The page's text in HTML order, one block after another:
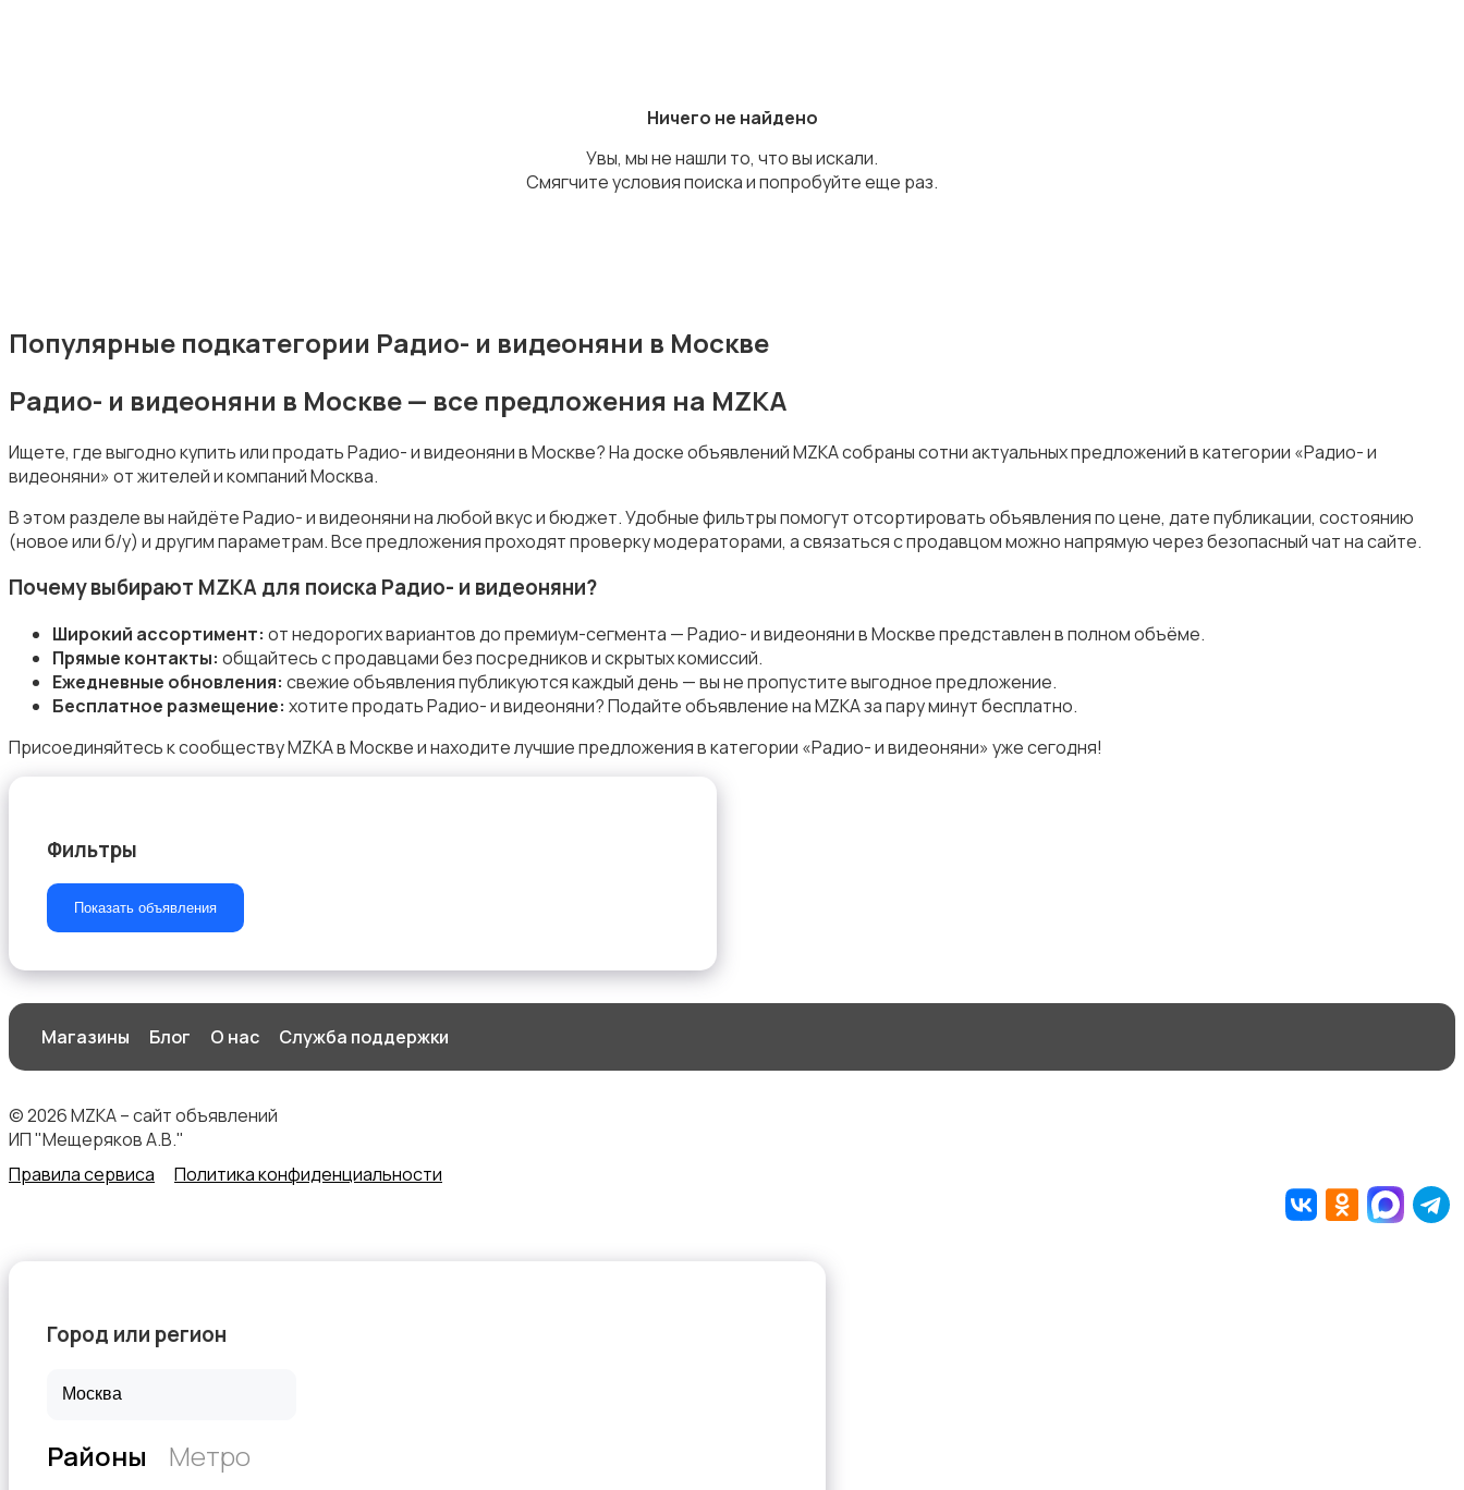
Подгузники и горшки
Радио- и видеоняни
Товары для мам
Товары для учебы
Детская одежда и обувь
Ничего не найдено
Увы, мы не нашли то, что вы искали.
Смягчите условия поиска и попробуйте еще раз.
Популярные подкатегории Радио- и видеоняни в Москве
Радио- и видеоняни в Москве — все предложения на MZKA
Ищете, где выгодно купить или продать Радио- и видеоняни в Москве? На доске объявлений MZKA собраны сотни актуальных предложений в категории «Радио- и
видеоняни» от жителей и компаний Москва.
В этом разделе вы найдёте Радио- и видеоняни на любой вкус и бюджет. Удобные фильтры помогут отсортировать объявления по цене, дате публикации, состоянию
(новое или б/у) и другим параметрам. Все предложения проходят проверку модераторами, а связаться с продавцом можно напрямую через безопасный чат на сайте.
Почему выбирают MZKA для поиска Радио- и видеоняни?
Широкий ассортимент: от недорогих вариантов до премиум-сегмента — Радио- и видеоняни в Москве представлен в полном объёме.
Прямые контакты: общайтесь с продавцами без посредников и скрытых комиссий.
Ежедневные обновления: свежие объявления публикуются каждый день — вы не пропустите выгодное предложение.
Бесплатное размещение: хотите продать Радио- и видеоняни? Подайте объявление на MZKA за пару минут бесплатно.
Присоединяйтесь к сообществу MZKA в Москве и находите лучшие предложения в категории «Радио- и видеоняни» уже сегодня!
Фильтры
Показать объявления
Магазины Блог О нас Служба поддержки
© 2026 MZKA – сайт объявлений
ИП "Мещеряков А.В."
Правила сервиса
Политика конфиденциальности
Город или регион
Районы Метро